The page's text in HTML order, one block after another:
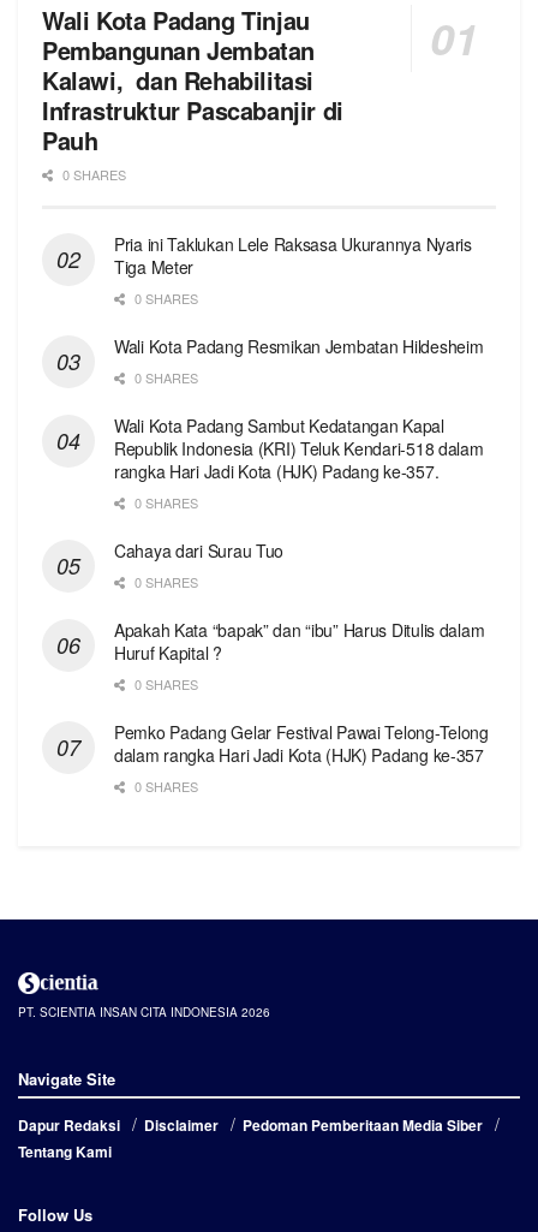
Wali Kota Padang Tinjau
Pembangunan Jembatan
Kalawi, dan Rehabilitasi
Infrastruktur Pascabanjir di
Pauh
0 SHARES
Pria ini Taklukan Lele Raksasa Ukurannya Nyaris
Tiga Meter
0 SHARES
Wali Kota Padang Resmikan Jembatan Hildesheim
0 SHARES
Wali Kota Padang Sambut Kedatangan Kapal
Republik Indonesia (KRI) Teluk Kendari-518 dalam
rangka Hari Jadi Kota (HJK) Padang ke-357.
0 SHARES
Cahaya dari Surau Tuo
0 SHARES
Apakah Kata “bapak” dan “ibu” Harus Ditulis dalam
Huruf Kapital ?
0 SHARES
Pemko Padang Gelar Festival Pawai Telong-Telong
dalam rangka Hari Jadi Kota (HJK) Padang ke-357
0 SHARES
PT. SCIENTIA INSAN CITA INDONESIA 2026
Navigate Site
Dapur Redaksi Disclaimer
Pedoman Pemberitaan Media Siber
Tentang Kami
Follow Us